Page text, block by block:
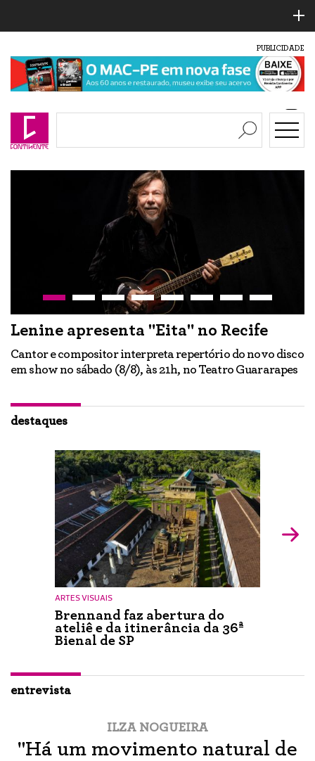
PUBLICIDADE
Lenine apresenta "Eita" no Recife
Cantor e compositor interpreta repertório do novo disco
em show no sábado (8/8), às 21h, no Teatro Guararapes
destaques
ARTES VISUAIS
Brennand faz abertura do
ateliê e da itinerância da 36ª
Bienal de SP
entrevista
ILZA NOGUEIRA
"Há um movimento natural de